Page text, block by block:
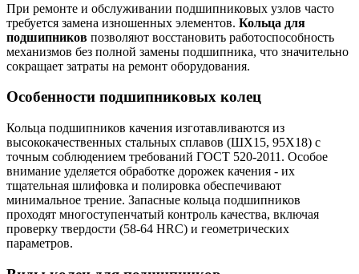
При ремонте и обслуживании подшипниковых узлов часто
требуется замена изношенных элементов. Кольца для
подшипников позволяют восстановить работоспособность
механизмов без полной замены подшипника, что значительно
сокращает затраты на ремонт оборудования.
Особенности подшипниковых колец
Кольца подшипников качения изготавливаются из
высококачественных стальных сплавов (ШХ15, 95Х18) с
точным соблюдением требований ГОСТ 520-2011. Особое
внимание уделяется обработке дорожек качения - их
тщательная шлифовка и полировка обеспечивают
минимальное трение. Запасные кольца подшипников
проходят многоступенчатый контроль качества, включая
проверку твердости (58-64 HRC) и геометрических
параметров.